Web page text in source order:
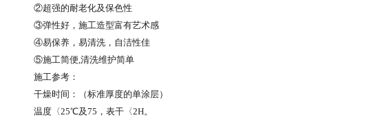
②超强的耐老化及保色性
③弹性好，施工造型富有艺术感
④易保养，易清洗，自洁性佳
⑤施工简便 清洗维护简单
施工参考：
干燥时间：（标准厚度的单涂层）
温度〈25℃及75 ，表干〈2H。